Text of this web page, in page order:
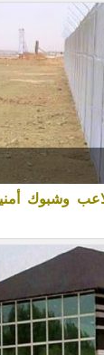
وشبوك أمنية